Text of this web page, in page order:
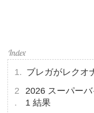
ブレガがレクオ
2026 スーパー
1 結果